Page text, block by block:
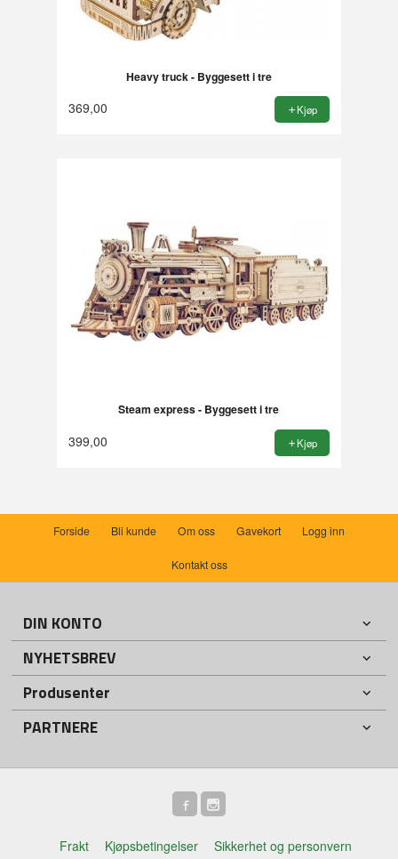
Heavy truck - Byggesett i tre
369,00 Kjøp
Steam express - Byggesett i tre
399,00 Kjøp
Forside Bli kunde Om oss Gavekort Logg inn
Kontakt oss
DIN KONTO
NYHETSBREV
Produsenter
PARTNERE
Frakt Kjøpsbetingelser Sikkerhet og personvern